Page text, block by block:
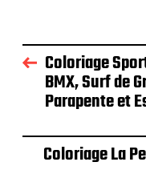
Coloriage
BMX, Surf de
Parapente et
Coloriage La